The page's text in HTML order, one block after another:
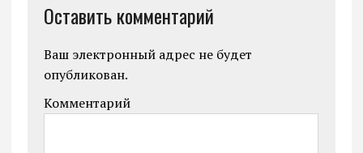
Оставить комментарий
Ваш электронный адрес не будет
опубликован.
Комментарий